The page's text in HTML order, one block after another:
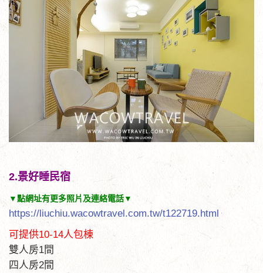
2.景好睡民宿
▼點網址有更多照片及連絡電話▼
https://liuchiu.wacowtravel.com.tw/t122719.html
可提供10-14人包棟
雙人房1間
四人房2間